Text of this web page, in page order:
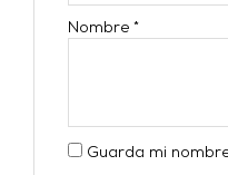
Nombre*
Guarda mi